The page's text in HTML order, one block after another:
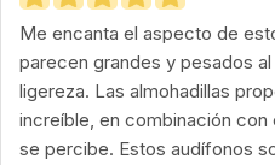
Me encanta el aspecto de
parecen grandes y pesados
ligereza. Las almohadillas
increíble, en combinación con
se percibe. Estos audífonos